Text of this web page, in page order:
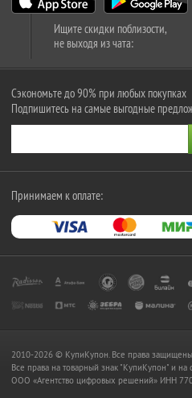
Ищите скидки поблизости,
не выходя из чата:
Сэкономьте до 90% при любых покупках
Подпишитесь на самые выгодные
Принимаем к оплате:
2010-2026 © КупиКупон. Все права защищены.
Все права на товарный знак "КупиКупон" и
OOO «Агентство цифровых решений» ИНН